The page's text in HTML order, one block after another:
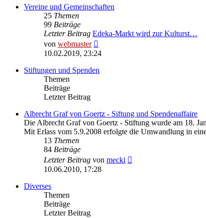
Vereine und Gemeinschaften
25 Themen
99 Beiträge
Letzter Beitrag Edeka-Markt wird zur Kulturst…
von webmaster
Beitrag
10.02.2019, 23:24
Stiftungen und Spenden
Themen
Beiträge
Letzter Beitrag
Albrecht Graf von Goertz - Siftung und Spendenaffaire
Die Albrecht Graf von Goertz - Stiftung wurde am 18.
Mit Erlass vom 5.9.2008 erfolgte die Umwandlung in
13 Themen
84 Beiträge
Letzter Beitrag von mecki
10.06.2010, 17:28
Diverses
Themen
Beiträge
Letzter Beitrag